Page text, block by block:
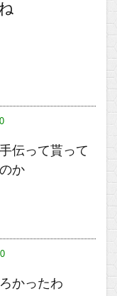
伝って貰って
か
かったわ